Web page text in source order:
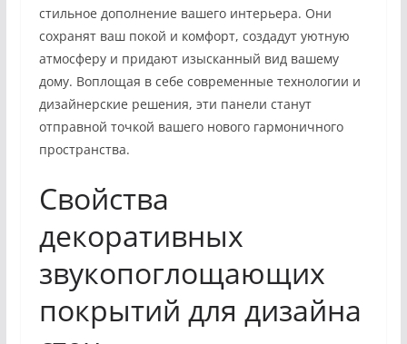
стильное дополнение вашего интерьера. Они
сохранят ваш покой и комфорт, создадут уютную
атмосферу и придают изысканный вид вашему
дому. Воплощая в себе современные технологии и
дизайнерские решения, эти панели станут
отправной точкой вашего нового гармоничного
пространства.
Свойства
декоративных
звукопоглощающих
покрытий для дизайна